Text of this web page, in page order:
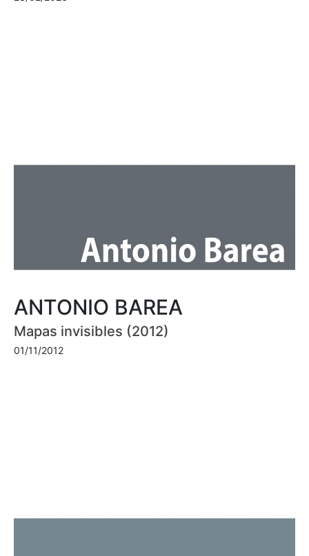
ANTONIO BAREA
Mapas invisibles (2012)
01/11/2012